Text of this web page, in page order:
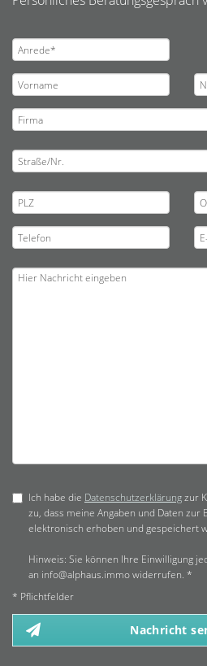
Ich habe die Datenschutzerklärungzur
zu, dass meine Angaben und Daten
elektronisch erhoben und gespeichert
Hinweis: Sie können Ihre Einwilligung
an info@alphaus.immo widerrufen. *
* Pflichtfelder
Nachricht